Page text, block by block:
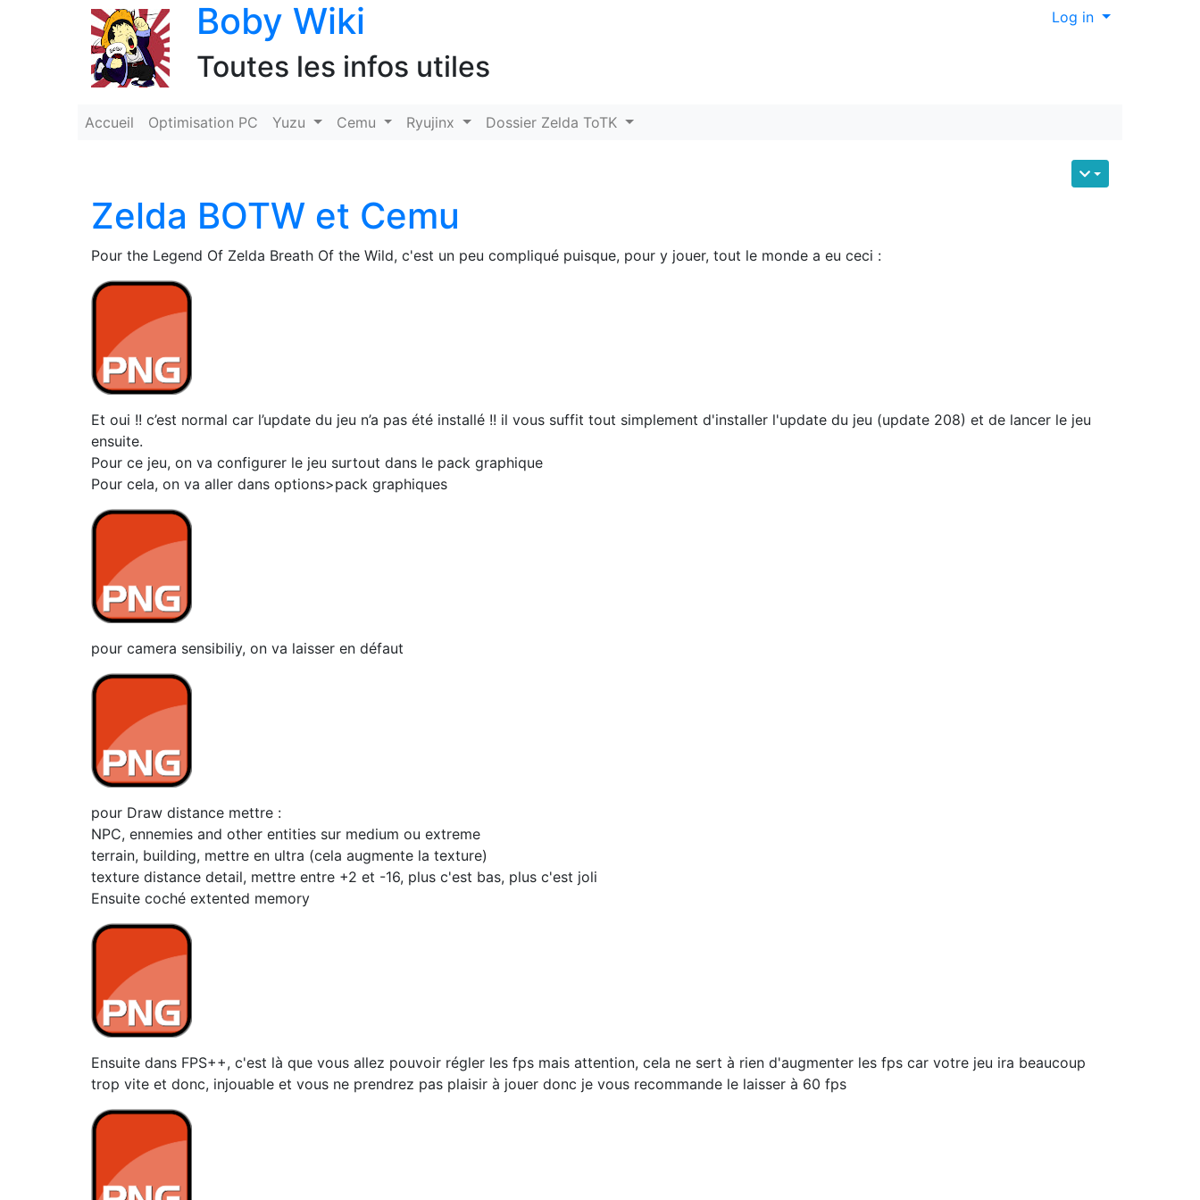
Boby Wiki
Toutes les infos utiles
Log in
Accueil Optimisation PC Yuzu Cemu Ryujinx Dossier Zelda ToTK
Zelda BOTW et Cemu
Pour the Legend Of Zelda Breath Of the Wild, c'est un peu compliqué puisque, pour y jouer, tout le monde a eu ceci :
Et oui !! c’est normal car l’update du jeu n’a pas été installé !! il vous suffit tout simplement d'installer l'update du jeu (update 208) et de lancer le jeu
ensuite.
Pour ce jeu, on va configurer le jeu surtout dans le pack graphique
Pour cela, on va aller dans options>pack graphiques
pour camera sensibiliy, on va laisser en défaut
pour Draw distance mettre :
NPC, ennemies and other entities sur medium ou extreme
terrain, building, mettre en ultra (cela augmente la texture)
texture distance detail, mettre entre +2 et -16, plus c'est bas, plus c'est joli
Ensuite coché extented memory
Ensuite dans FPS++, c'est là que vous allez pouvoir régler les fps mais attention, cela ne sert à rien d'augmenter les fps car votre jeu ira beaucoup
trop vite et donc, injouable et vous ne prendrez pas plaisir à jouer donc je vous recommande le laisser à 60 fps